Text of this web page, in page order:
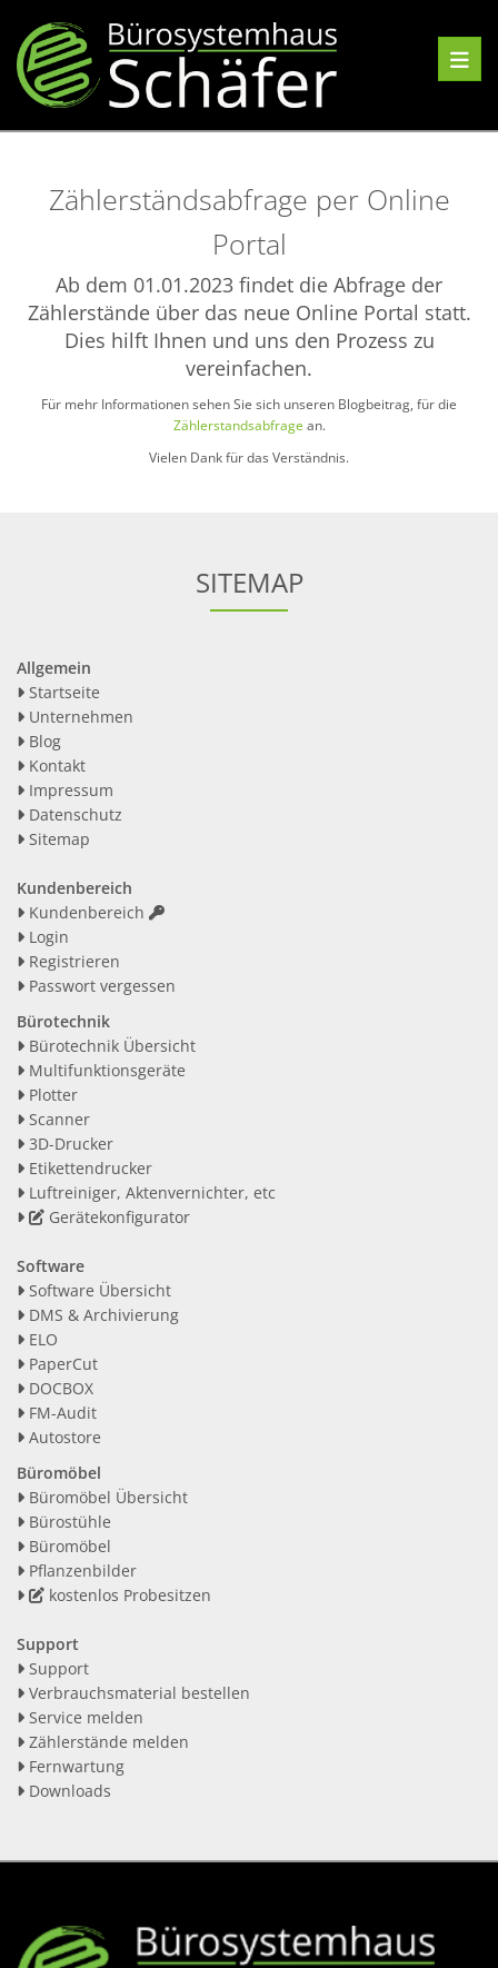
Zählerständsabfrage per Online
Portal
Ab dem 01.01.2023 findet die Abfrage der
Zählerstände über das neue Online Portal statt.
Dies hilft Ihnen und uns den Prozess zu
vereinfachen.
Für mehr Informationen sehen Sie sich unseren Blogbeitrag, für die
Zählerstandsabfrage an.
Vielen Dank für das Verständnis.
SITEMAP
Allgemein
Startseite
Unternehmen
Blog
Kontakt
Impressum
Datenschutz
Sitemap
Kundenbereich
Kundenbereich
Login
Registrieren
Passwort vergessen
Bürotechnik
Bürotechnik Übersicht
Multifunktionsgeräte
Plotter
Scanner
3D-Drucker
Etikettendrucker
Luftreiniger, Aktenvernichter, etc
Gerätekonfigurator
Software
Software Übersicht
DMS & Archivierung
ELO
PaperCut
DOCBOX
FM-Audit
Autostore
Büromöbel
Büromöbel Übersicht
Bürostühle
Büromöbel
Pflanzenbilder
kostenlos Probesitzen
Support
Support
Verbrauchsmaterial bestellen
Service melden
Zählerstände melden
Fernwartung
Downloads